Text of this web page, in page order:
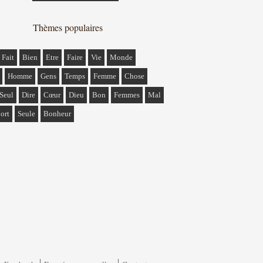
Thèmes populaires
Fait Bien Etre Faire Vie Monde
Homme Gens Temps Femme Chose
Seul Dire Cœur Dieu Bon Femmes Mal
Seule Bonheur